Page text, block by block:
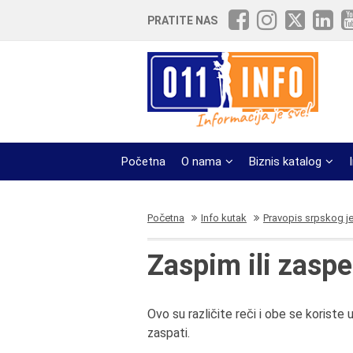
PRATITE NAS
Početna O nama Biznis katalog
Početna Info kutak Pravopis srpskog
Zaspim ili
Ovo su različite reči i obe se koriste
zaspati.